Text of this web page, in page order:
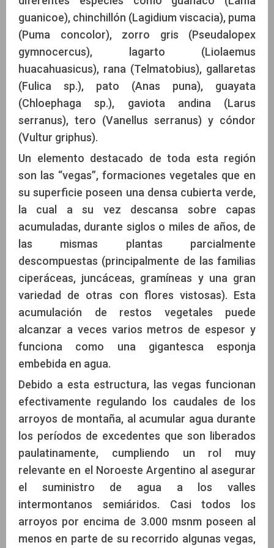
guanicoe), chinchillón (Lagidium viscacia), puma
(Puma concolor), zorro gris (Pseudalopex
gymnocercus), lagarto (Liolaemus
huacahuasicus), rana (Telmatobius), gallaretas
(Fulica sp.), pato (Anas puna), guayata
(Chloephaga sp.), gaviota andina (Larus
serranus), tero (Vanellus serranus) y cóndor
(Vultur griphus).
Un elemento destacado de toda esta región
son las “vegas”, formaciones vegetales que en
su superficie poseen una densa cubierta verde,
la cual a su vez descansa sobre capas
acumuladas, durante siglos o miles de años, de
las mismas plantas parcialmente
descompuestas (principalmente de las familias
ciperáceas, juncáceas, gramíneas y una gran
variedad de otras con flores vistosas). Esta
acumulación de restos vegetales puede
alcanzar a veces varios metros de espesor y
funciona como una gigantesca esponja
embebida en agua.
Debido a esta estructura, las vegas funcionan
efectivamente regulando los caudales de los
arroyos de montaña, al acumular agua durante
los períodos de excedentes que son liberados
paulatinamente, cumpliendo un rol muy
relevante en el Noroeste Argentino al asegurar
el suministro de agua a los valles
intermontanos semiáridos. Casi todos los
arroyos por encima de 3.000 msnm poseen al
menos en parte de su recorrido algunas vegas,